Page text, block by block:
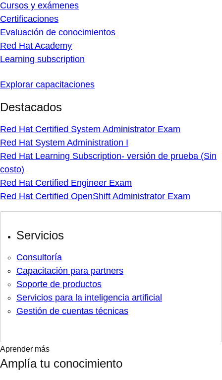
Cursos y exámenes
Certificaciones
Evaluación de conocimientos
Red Hat Academy
Learning subscription
Explorar capacitaciones
Destacados
Red Hat Certified System Administrator Exam
Red Hat System Administration I
Red Hat Learning Subscription- versión de prueba (Sin
costo)
Red Hat Certified Engineer Exam
Red Hat Certified OpenShift Administrator Exam
Servicios
Consultoría
Capacitación para partners
Soporte de productos
Servicios para la inteligencia artificial
Gestión de cuentas técnicas
Aprender más
Amplía tu conocimiento